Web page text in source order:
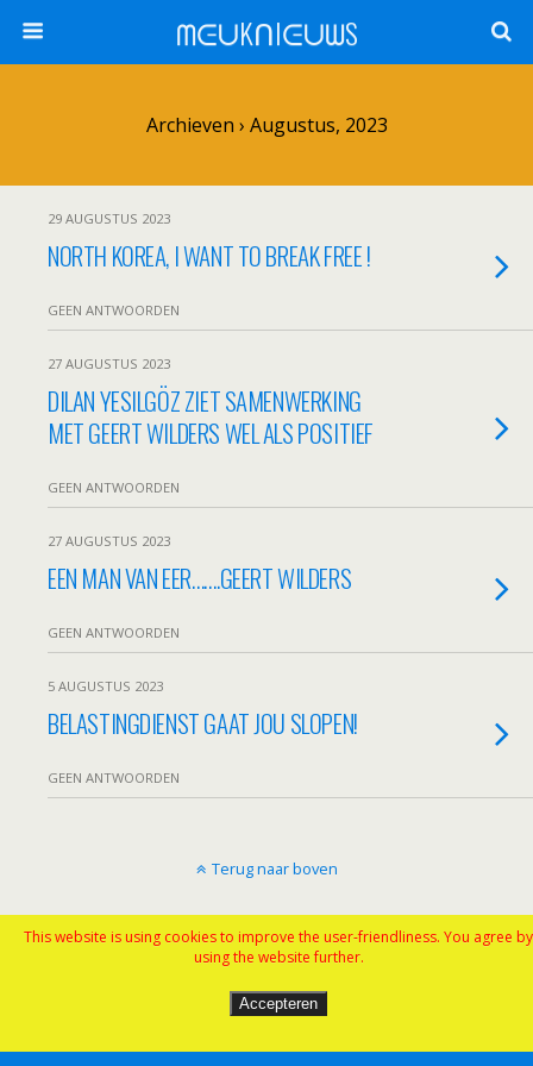
ᗰᕮᑌKᑎIᕮᑌᗯS
Archieven › Augustus, 2023
29 AUGUSTUS 2023
NORTH KOREA, I WANT TO BREAK FREE !
GEEN ANTWOORDEN
27 AUGUSTUS 2023
DILAN YESILGÖZ ZIET SAMENWERKING
MET GEERT WILDERS WEL ALS POSITIEF
GEEN ANTWOORDEN
27 AUGUSTUS 2023
EEN MAN VAN EER…….GEERT WILDERS
GEEN ANTWOORDEN
5 AUGUSTUS 2023
BELASTINGDIENST GAAT JOU SLOPEN!
GEEN ANTWOORDEN
Terug naar boven
Mobiel Desktop
This website is using cookies to improve the user-friendliness. You agree by
using the website further.
Accepteren